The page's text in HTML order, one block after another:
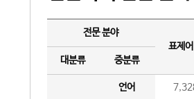
전문 분야
표제
대분류
중분류
언어